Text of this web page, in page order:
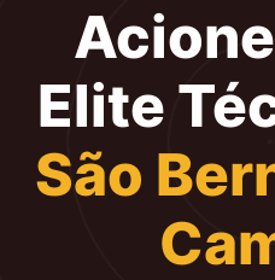
Elite
São